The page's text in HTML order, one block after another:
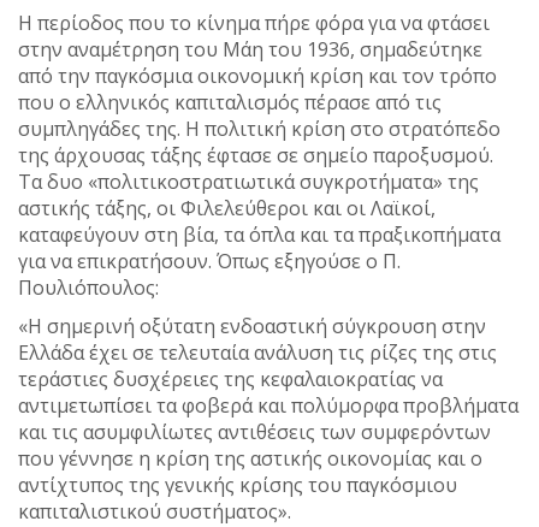
H περίοδος που το κίνημα πήρε φόρα για να φτάσει
στην αναμέτρηση του Μάη του 1936, σημαδεύτηκε
από την παγκόσμια οικονομική κρίση και τον τρόπο
που ο ελληνικός καπιταλισμός πέρασε από τις
συμπληγάδες της. Η πολιτική κρίση στο στρατόπεδο
της άρχουσας τάξης έφτασε σε σημείο παροξυσμού.
Τα δυο «πολιτικοστρατιωτικά συγκροτήματα» της
αστικής τάξης, οι Φιλελεύθεροι και οι Λαϊκοί,
καταφεύγουν στη βία, τα όπλα και τα πραξικοπήματα
για να επικρατήσουν. Όπως εξηγούσε ο Π.
Πουλιόπουλος:
«Η σημερινή οξύτατη ενδοαστική σύγκρουση στην
Ελλάδα έχει σε τελευταία ανάλυση τις ρίζες της στις
τεράστιες δυσχέρειες της κεφαλαιοκρατίας να
αντιμετωπίσει τα φοβερά και πολύμορφα προβλήματα
και τις ασυμφιλίωτες αντιθέσεις των συμφερόντων
που γέννησε η κρίση της αστικής οικονομίας και ο
αντίχτυπος της γενικής κρίσης του παγκόσμιου
καπιταλιστικού συστήματος».